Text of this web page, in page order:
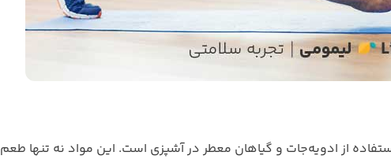
از ادویه‌جات و گیاهان معطر در آشپزی است. این مواد نه تنها طعم